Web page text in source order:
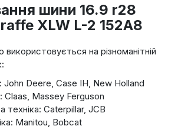
шини 16.9 r28
XLW L-2 152A8
на різноманітній
John Deere, Case IH, New Holland
Claas, Massey Ferguson
техніка: Caterpillar, JCB
Manitou, Bobcat